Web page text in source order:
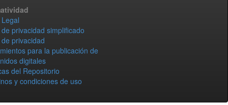
privacidad simplificado
privacidad
para la publicación de
digitales
del Repositorio
y condiciones de uso